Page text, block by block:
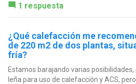
1 respuesta
¿Qué calefacción me
de 220 m2 de dos plantas,
fría?
Estamos barajando varias
leña para uso de calefacción y ACS,